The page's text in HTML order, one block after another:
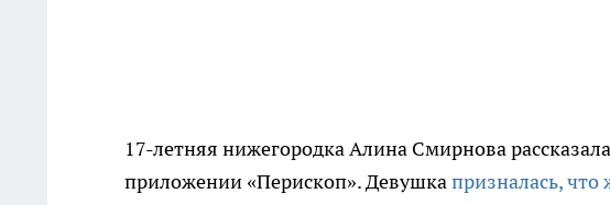
17-летняя нижегородка Алина Смирнова
приложении «Перископ». Девушкапризналась,